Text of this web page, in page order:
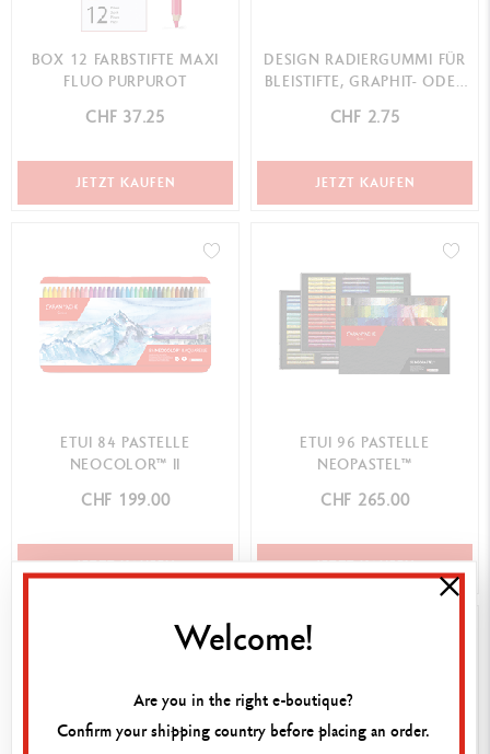
BOX 12 FARBSTIFTE MAXI
FLUO PURPUROT
CHF 37.25
JETZT KAUFEN
DESIGN RADIERGUMMI FÜR
BLEISTIFTE, GRAPHIT- ODER
CHF 2.75
JETZT KAUFEN
ETUI 84 PASTELLE
NEOCOLOR™ II
CHF 199.00
JETZT KAUFEN
ETUI 96 PASTELLE
NEOPASTEL™
CHF 265.00
JETZT KAUFEN
Welcome!
Are you in the right e-boutique?
Confirm your shipping country before placing an order.